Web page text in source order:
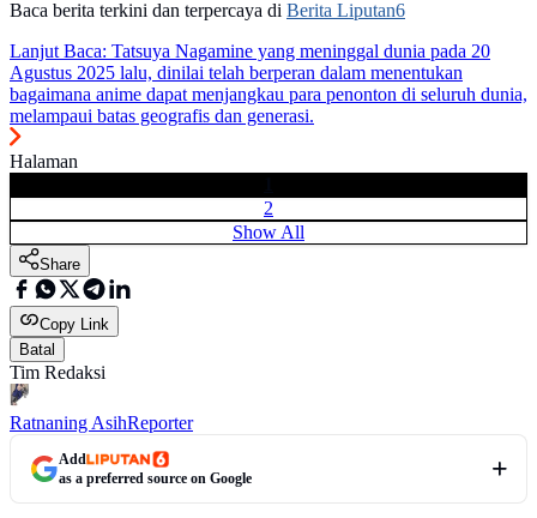
Baca berita terkini dan terpercaya di Berita Liputan6
Lanjut Baca: Tatsuya Nagamine yang meninggal dunia pada 20
Agustus 2025 lalu, dinilai telah berperan dalam menentukan
bagaimana anime dapat menjangkau para penonton di seluruh dunia,
melampaui batas geografis dan generasi.
Halaman
2
Show All
Share
Copy Link
Batal
Tim Redaksi
Ratnaning AsihReporter
Add
as a preferred source on Google